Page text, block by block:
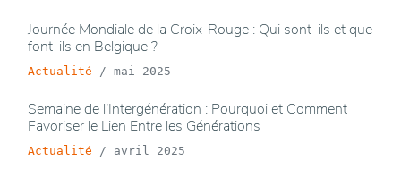
Journée Mondiale de la Croix-Rouge : Qui sont-ils et que
font-ils en Belgique ?
Actualité / mai 2025
Semaine de l’Intergénération : Pourquoi et Comment
Favoriser le Lien Entre les Générations
Actualité / avril 2025